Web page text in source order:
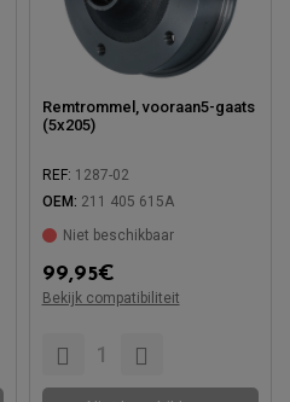
Remtrommel, vooraan5-gaats
(5x205)
REF: 1287-02
OEM: 211 405 615A
Niet beschikbaar
99,95€
Bekijk compatibiliteit